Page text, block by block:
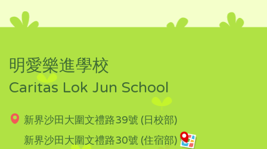
明愛樂進學校
Caritas Lok Jun School
新界沙田大圍文禮路39號 (日校部)
新界沙田大圍文禮路30號 (住宿部)